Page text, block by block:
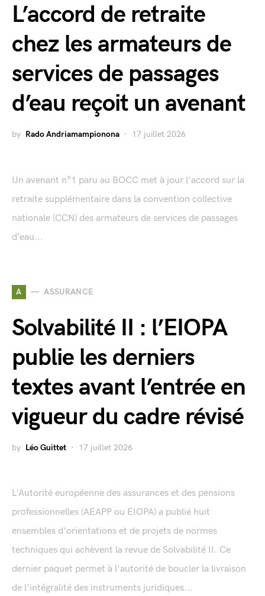
L’accord de retraite
chez les armateurs de
services de passages
d’eau reçoit un avenant
by Rado Andriamampionona 17 juillet 2026
Un avenant n°1 paru au BOCC met à jour l'accord sur la
retraite supplémentaire dans la convention collective
nationale (CCN) des armateurs de services de passages
d’eau...
A ASSURANCE
Solvabilité II : l’EIOPA
publie les derniers
textes avant l’entrée en
vigueur du cadre révisé
by Léo Guittet 17 juillet 2026
L'Autorité européenne des assurances et des pensions
professionnelles (AEAPP ou EIOPA) a publié huit
ensembles d'orientations et de projets de normes
techniques qui achèvent la revue de Solvabilité II. Ce
dernier paquet permet à l'autorité de boucler la livraison
de l'intégralité des instruments juridiques...